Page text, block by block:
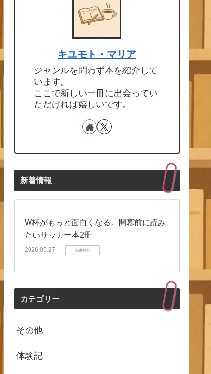
キユモト・マリア
ジャンルを問わず本を紹介して
います。
ここで新しい一冊に出会ってい
ただければ嬉しいです。
新着情報
W杯がもっと面白くなる。開幕前に読み
たいサッカー本2冊
2026.05.27 読書感想
カテゴリー
その他
体験記